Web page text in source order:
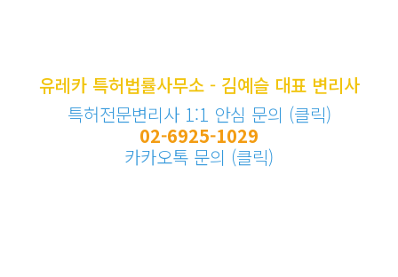
유레카 특허법률사무소 - 김예슬 대표 변리사
특허전문변리사 1:1 안심 문의 (클릭)
02-6925-1029
카카오톡 문의 (클릭)